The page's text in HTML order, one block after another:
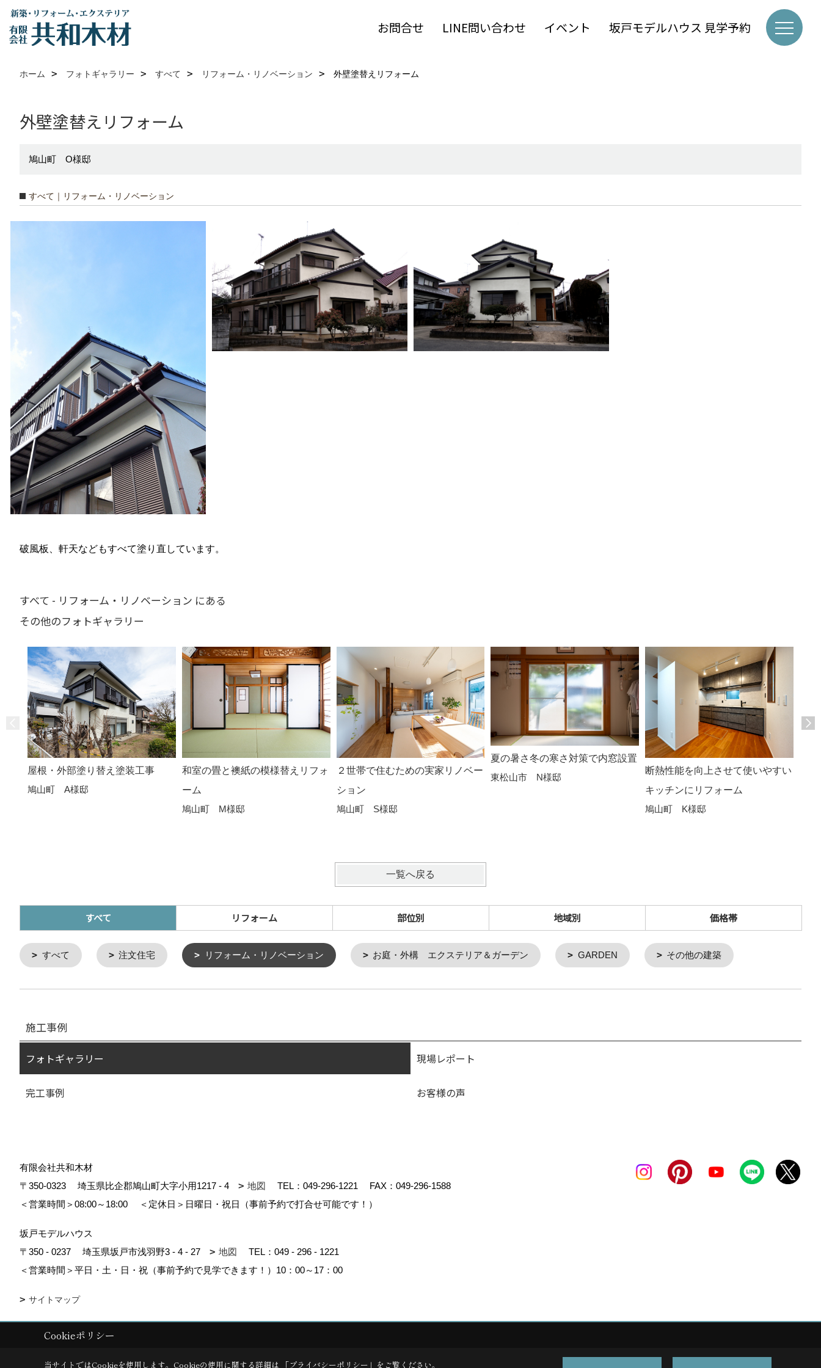
お問合せ LINE問い合わせ イベント 坂戸モデルハウス 見学予約
ホーム フォトギャラリー すべて リフォーム・リノベーション 外壁塗替えリフォーム
外壁塗替えリフォーム
鳩山町 O様邸
すべて｜リフォーム・リノベーション
破風板、軒天などもすべて塗り直しています。
すべて - リフォーム・リノベーション にある
その他のフォトギャラリー
屋根・外部塗り替え塗装工事
鳩山町 A様邸
和室の畳と襖紙の模様替えリフォ
ーム
鳩山町 M様邸
２世帯で住むための実家リノベー
ション
鳩山町 S様邸
夏の暑さ冬の寒さ対策で内窓設置
東松山市 N様邸
断熱性能を向上させて使いやすい
キッチンにリフォーム
鳩山町 K様邸
一覧へ戻る
すべて リフォーム 部位別 地域別 価格帯
すべて 注文住宅 リフォーム・リノベーション お庭・外構 エクステリア＆ガーデン GARDEN その他の建築
施工事例
フォトギャラリー 現場レポート
完工事例 お客様の声
有限会社共和木材
〒350-0323
埼玉県比企郡鳩山町大字小用1217 - 4 地図 TEL： 049-296-1221
FAX：049-296-1588
＜営業時間＞08:00～18:00
＜定休日＞日曜日・祝日（事前予約で打合せ可能です！）
坂戸モデルハウス
〒350 - 0237
埼玉県坂戸市浅羽野3 - 4 - 27 地図 TEL： 049 - 296 - 1221
＜営業時間＞平日・土・日・祝（事前予約で見学できます！）10：00～17：00
サイトマップ
Copyright (c) kyowa. All Rights Reserved.
Cookieポリシー
当サイトではCookieを使用します。 Cookieの使用に関する詳細は 「プライバシーポリシー 」をご覧ください。